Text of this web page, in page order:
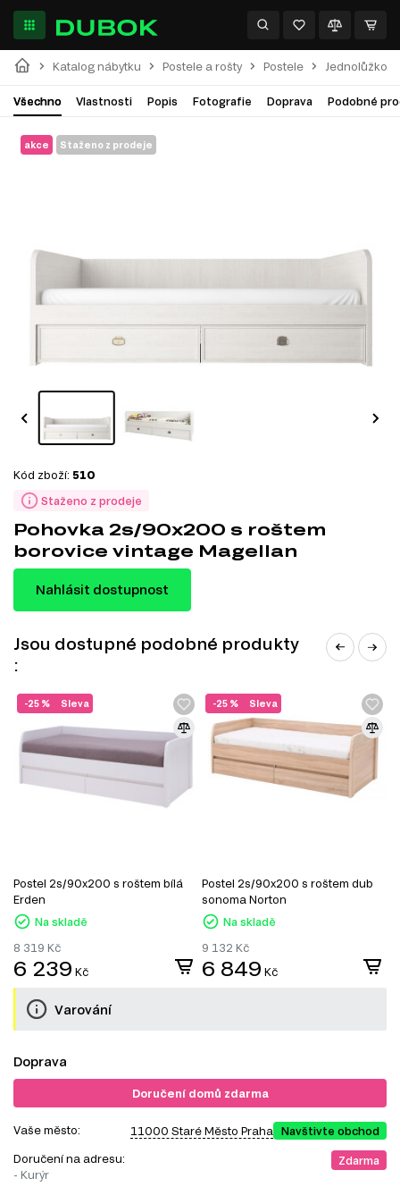
Katalog nábytku Postele a rošty Postele
Všechno Vlastnosti Popis Fotografie Doprava Podobné
akce Staženo z prodeje
Staženo z prodeje
Kód zboží: 510
Pohovka 2s/90x200 s roštem
borovice vintage Magellan
Nahlásit dostupnost
Jsou dostupné podobné produkty
:
Sleva
-25 %
Postel 2s/90x200 s roštem bílá
Erden
Na skladě
8 319 Kč
6 239 Kč
Sleva
-25 %
Postel 2s/90x200 s roštem dub
sonoma Norton
Na skladě
9 132 Kč
6 849 Kč
Varování
Doprava
Doručení domů zdarma
Vaše město: 11000 Staré Město Praha Navštivte obchod
Doručení na adresu:
- Kurýr
Zdarma